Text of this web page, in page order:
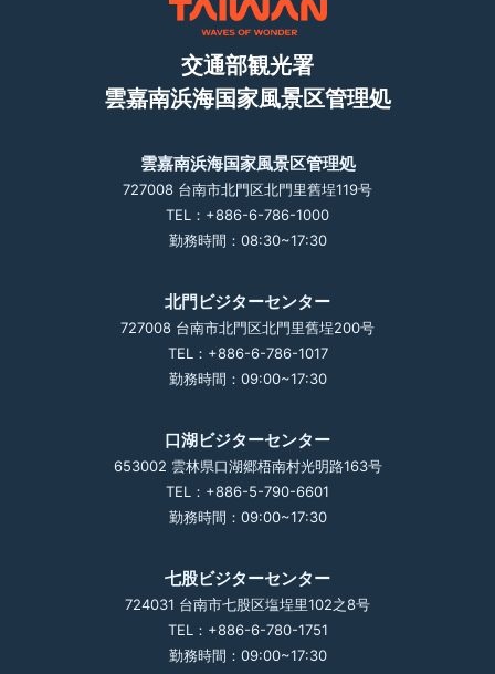
交通部観光署
雲嘉南浜海国家風景区管理処
雲嘉南浜海国家風景区管理処
727008 台南市北門区北門里舊埕119号
TEL：+886-6-786-1000
勤務時間：08:30~17:30
北門ビジターセンター
727008 台南市北門区北門里舊埕200号
TEL：+886-6-786-1017
勤務時間：09:00~17:30
口湖ビジターセンター
653002 雲林県口湖郷梧南村光明路163号
TEL：+886-5-790-6601
勤務時間：09:00~17:30
七股ビジターセンター
724031 台南市七股区塩埕里102之8号
TEL：+886-6-780-1751
勤務時間：09:00~17:30